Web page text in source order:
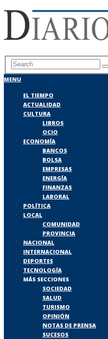
MENU
EL TIEMPO
ACTUALIDAD
CULTURA
LIBROS
OCIO
ECONOMÍA
BANCOS
BOLSA
EMPRESAS
ENERGÍA
FINANZAS
LABORAL
POLÍTICA
LOCAL
COMUNIDAD
PROVINCIA
NACIONAL
INTERNACIONAL
DEPORTES
TECNOLOGÍA
MÁS SECCIONES
SOCIEDAD
SALUD
TURISMO
OPINIÓN
NOTAS DE PRENSA
SUCESOS